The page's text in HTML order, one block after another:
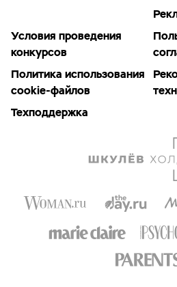
Условия проведения
конкурсов
Политика использования
cookie-файлов
Техподдержка